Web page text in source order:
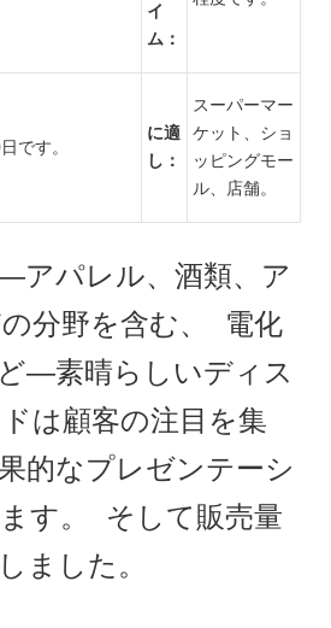
イ
ム：
です。
に適
し：
スーパーマー
ケット、ショ
ッピングモー
ル、店舗。
アパレル、酒類、ア
分野を含む、 電化
—素晴らしいディス
は顧客の注目を集
的なプレゼンテーシ
す。 そして販売量
ました。